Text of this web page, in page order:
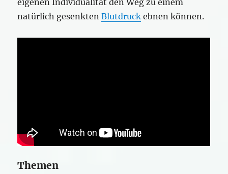
eigenen Individualität den Weg zu einem
natürlich gesenktenBlutdruck ebnen können.
Themen